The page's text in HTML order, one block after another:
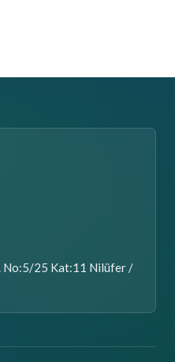
No:5/25 Kat:11 Nilüfer /